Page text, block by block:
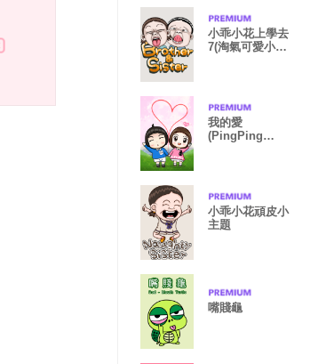
小乖小花上學去
7(淘氣可愛小主
我的愛
(PingPing
小乖小花頑皮小
主題
嘴賤龜